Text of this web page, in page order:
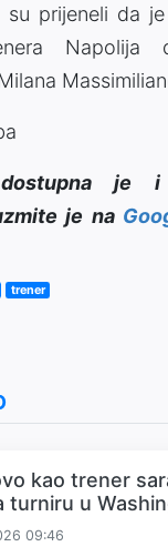
su prijeneli da
Napolija
dostupna je
je na
trener
kao trener
turniru u
09:46